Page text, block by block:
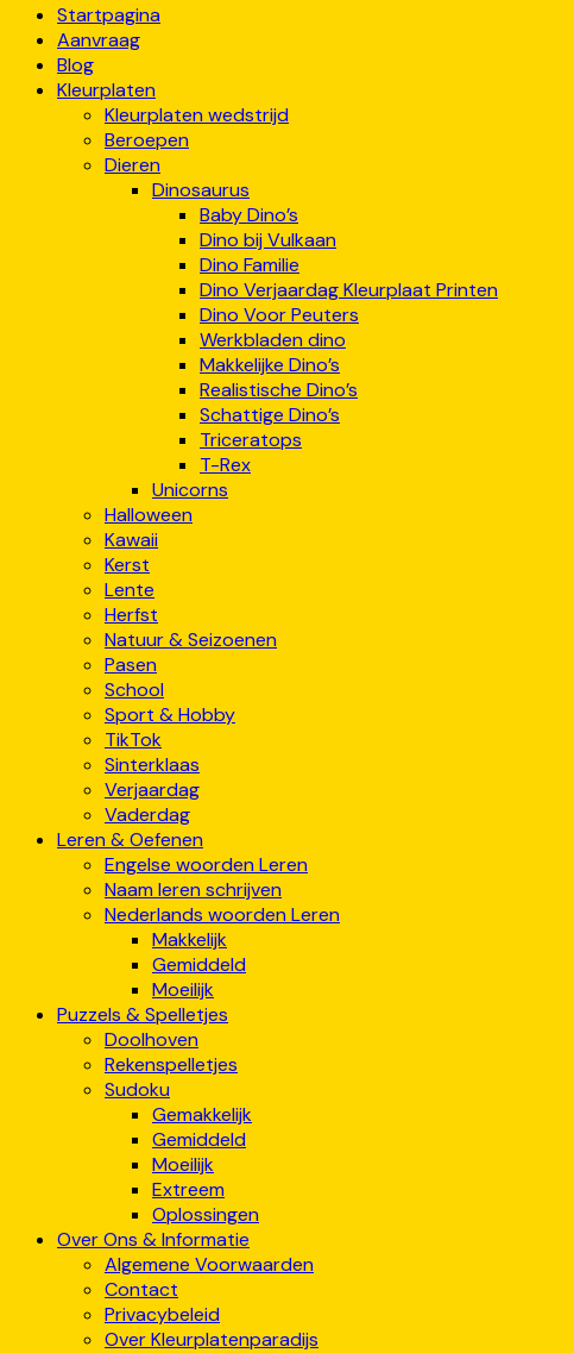
Startpagina
Aanvraag
Blog
Kleurplaten
Kleurplaten wedstrijd
Beroepen
Dieren
Dinosaurus
Baby Dino’s
Dino bij Vulkaan
Dino Familie
Dino Verjaardag Kleurplaat Printen
Dino Voor Peuters
Werkbladen dino
Makkelijke Dino’s
Realistische Dino’s
Schattige Dino’s
Triceratops
T-Rex
Unicorns
Halloween
Kawaii
Kerst
Lente
Herfst
Natuur & Seizoenen
Pasen
School
Sport & Hobby
TikTok
Sinterklaas
Verjaardag
Vaderdag
Leren & Oefenen
Engelse woorden Leren
Naam leren schrijven
Nederlands woorden Leren
Makkelijk
Gemiddeld
Moeilijk
Puzzels & Spelletjes
Doolhoven
Rekenspelletjes
Sudoku
Gemakkelijk
Gemiddeld
Moeilijk
Extreem
Oplossingen
Over Ons & Informatie
Algemene Voorwaarden
Contact
Privacybeleid
Over Kleurplatenparadijs